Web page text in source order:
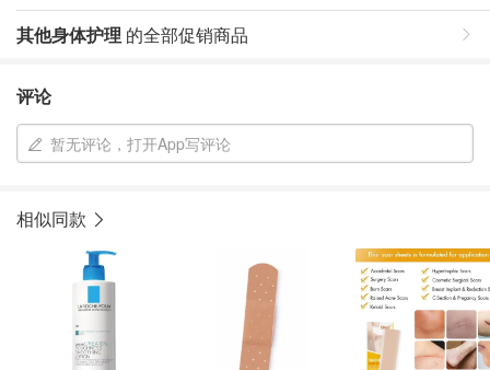
其他身体护理 的全部促销商品
评论
暂无评论，打开App写评论
相似同款